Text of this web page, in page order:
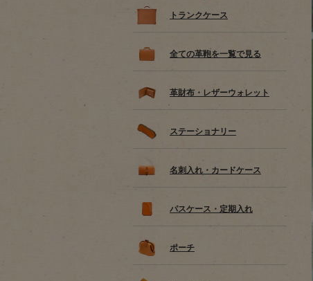
トランクケース
全ての革鞄を一覧で見る
革財布・レザーウォレット
ステーショナリー
名刺入れ・カードケース
パスケース・定期入れ
ポーチ